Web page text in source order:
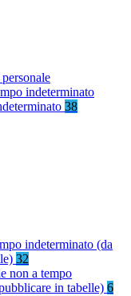
indeterminato
38
indeterminato (da
32
non a tempo
in tabelle) 6